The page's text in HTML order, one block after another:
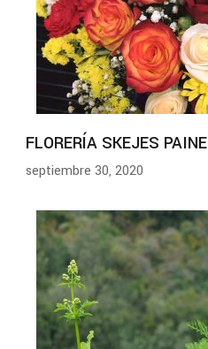
FLORERÍA SKEJES PAINE
septiembre 30, 2020